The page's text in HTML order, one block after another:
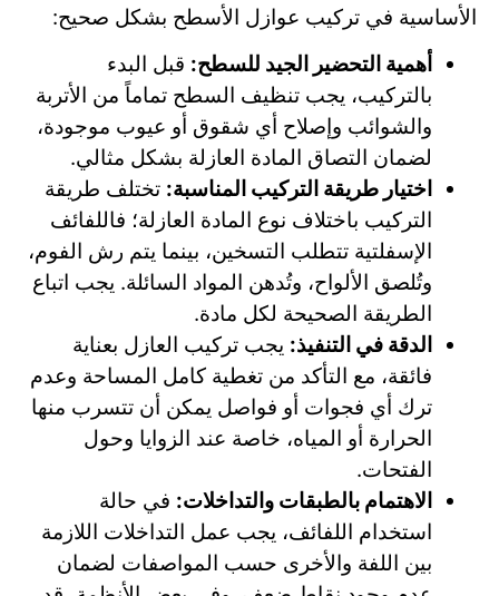
الأساسية في تركيب عوازل الأسطح بشكل صحيح:
أهمية التحضير الجيد للسطح: قبل البدء
بالتركيب، يجب تنظيف السطح تماماً من الأتربة
والشوائب وإصلاح أي شقوق أو عيوب موجودة،
لضمان التصاق المادة العازلة بشكل مثالي.
اختيار طريقة التركيب المناسبة: تختلف طريقة
التركيب باختلاف نوع المادة العازلة؛ فاللفائف
الإسفلتية تتطلب التسخين، بينما يتم رش الفوم،
وتُلصق الألواح، وتُدهن المواد السائلة. يجب اتباع
الطريقة الصحيحة لكل مادة.
الدقة في التنفيذ: يجب تركيب العازل بعناية
فائقة، مع التأكد من تغطية كامل المساحة وعدم
ترك أي فجوات أو فواصل يمكن أن تتسرب منها
الحرارة أو المياه، خاصة عند الزوايا وحول
الفتحات.
الاهتمام بالطبقات والتداخلات: في حالة
استخدام اللفائف، يجب عمل التداخلات اللازمة
بين اللفة والأخرى حسب المواصفات لضمان